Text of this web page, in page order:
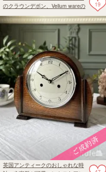
19
のクラウンデボン、Vellum wareの
英国アンティークのおしゃれな時